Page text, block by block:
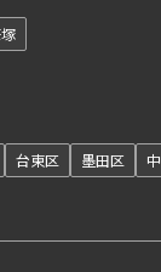
台東区 墨田区